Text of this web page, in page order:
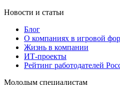
Новости и статьи
Блог
О компаниях в игровой
Жизнь в компании
ИТ-проекты
Рейтинг работодателей
Молодым специалистам